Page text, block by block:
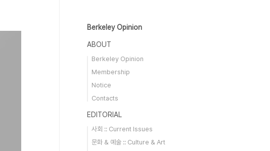
Berkeley Opinion
ABOUT
Berkeley Opinion
Membership
Notice
Contacts
EDITORIAL
사회 :: Current Issues
문화 & 예술 :: Culture & Art